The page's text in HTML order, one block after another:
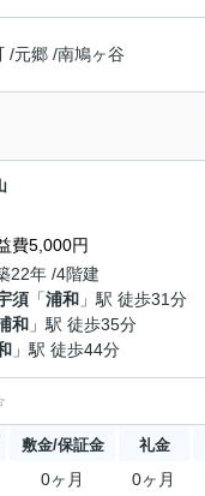
/元郷 /南鳩ヶ谷
費5,000円
22年 /4階建
須 「浦和 」駅 徒歩31分
和 」駅 徒歩35分
」駅 徒歩44分
敷金/保証金 礼金
0ヶ月 0ヶ月